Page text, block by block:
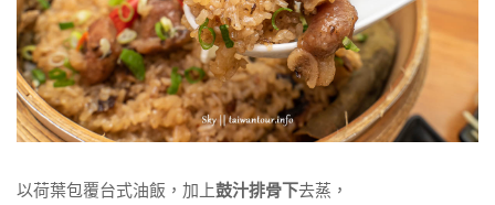
以荷葉包覆台式油飯，加上鼓汁排骨下去蒸，